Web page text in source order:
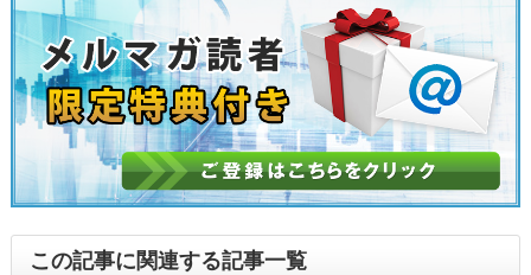
この記事に関連する記事一覧